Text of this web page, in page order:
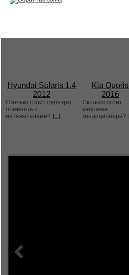
Hyundai Solaris 1.4
2012
Сколько стоит цепь грм
поменять с
нятяжителями? [...]
Kia Quoris
2016
Сколько стоит
заправка
кондиционера?